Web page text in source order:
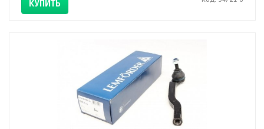
КУПИТЬ